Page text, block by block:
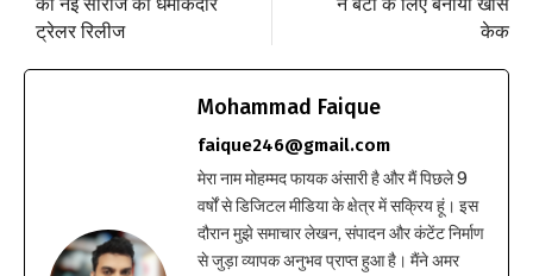
ट्रेलर रिलीज
केक
Mohammad Faique
faique246@gmail.com
मेरा नाम मोहम्मद फायक अंसारी है और मैं पिछले 9
वर्षों से डिजिटल मीडिया के क्षेत्र में सक्रिय हूं। इस
दौरान मुझे समाचार लेखन, संपादन और कंटेंट निर्माण
से जुड़ा व्यापक अनुभव प्राप्त हुआ है। मैंने अमर